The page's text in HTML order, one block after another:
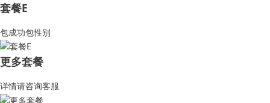
套餐E
包成功包性别
更多套餐
详情请咨询客服